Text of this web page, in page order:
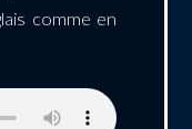
comme en